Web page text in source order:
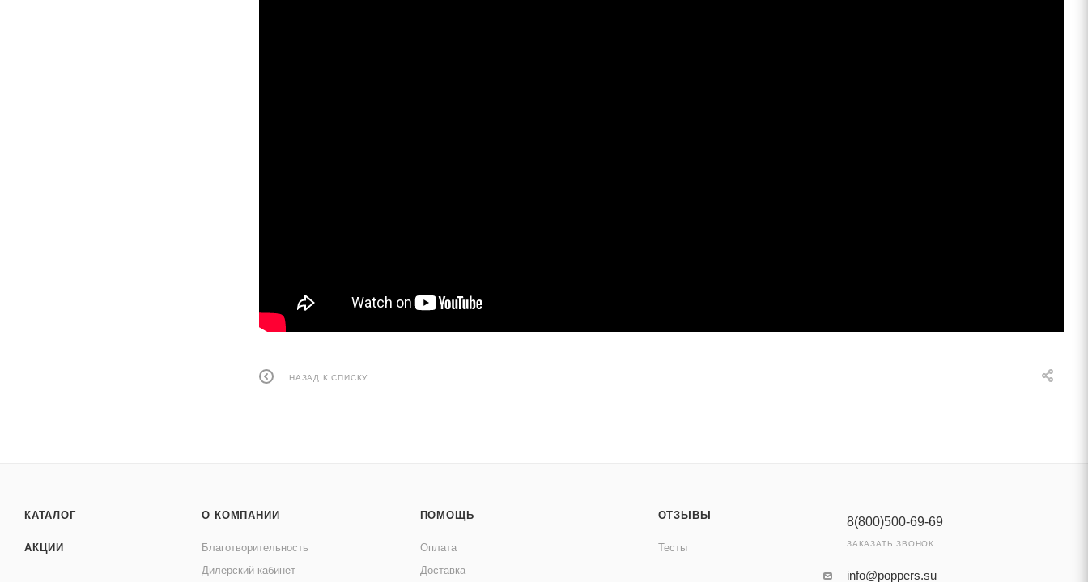
НАЗАД К СПИСКУ
КАТАЛОГ
АКЦИИ
О КОМПАНИИ
Благотворительность
Дилерский кабинет
ПОМОЩЬ
Оплата
Доставка
ОТЗЫВЫ
Тесты
8(800)500-69-69
ЗАКАЗАТЬ ЗВОНОК
info@poppers.su